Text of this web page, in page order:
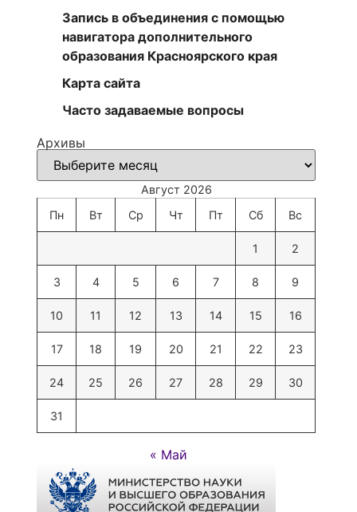
Запись в объединения с помощью
навигатора дополнительного
образования Красноярского края
Карта сайта
Часто задаваемые вопросы
Архивы
Август 2026
Пн
Вт Ср Чт Пт Сб Вс
1 2
3 4 5 6 7 8 9
10 11 12 13 14 15 16
17 18 19 20 21 22 23
24 25 26 27 28 29 30
31
« Май